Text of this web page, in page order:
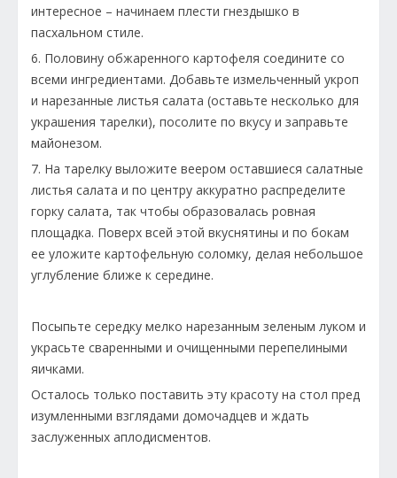
интересное – начинаем плести гнездышко в
пасхальном стиле.
6. Половину обжаренного картофеля соедините со
всеми ингредиентами. Добавьте измельченный укроп
и нарезанные листья салата (оставьте несколько для
украшения тарелки), посолите по вкусу и заправьте
майонезом.
7. На тарелку выложите веером оставшиеся салатные
листья салата и по центру аккуратно распределите
горку салата, так чтобы образовалась ровная
площадка. Поверх всей этой вкуснятины и по бокам
ее уложите картофельную соломку, делая небольшое
углубление ближе к середине.
Посыпьте середку мелко нарезанным зеленым луком и
украсьте сваренными и очищенными перепелиными
яичками.
Осталось только поставить эту красоту на стол пред
изумленными взглядами домочадцев и ждать
заслуженных аплодисментов.